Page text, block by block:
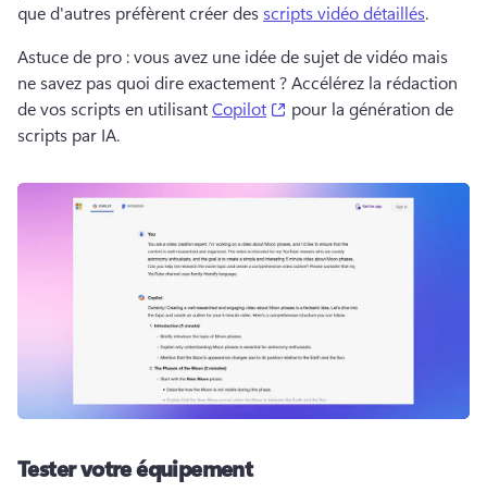
que d'autres préfèrent créer des scripts vidéo détaillés.
Astuce de pro : vous avez une idée de sujet de vidéo mais
ne savez pas quoi dire exactement ? Accélérez la rédaction
de vos scripts en utilisant Copilot (opens in a new tab)
pour la génération de
scripts par IA.
Tester votre équipement